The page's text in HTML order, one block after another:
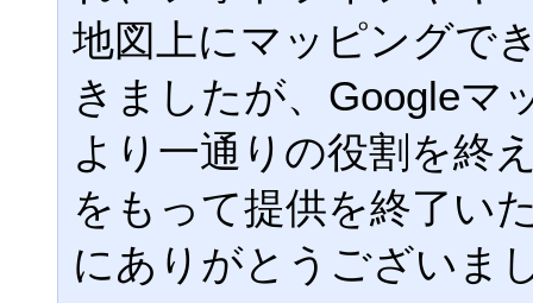
地図上にマッピングで
きましたが、Googleマ
より一通りの役割を終
をもって提供を終了い
にありがとうございま